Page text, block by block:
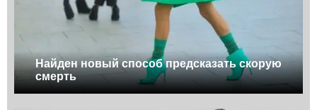
Найден новый способ предсказать скорую
смерть